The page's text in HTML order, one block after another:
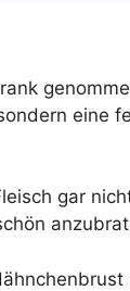
eine
gar